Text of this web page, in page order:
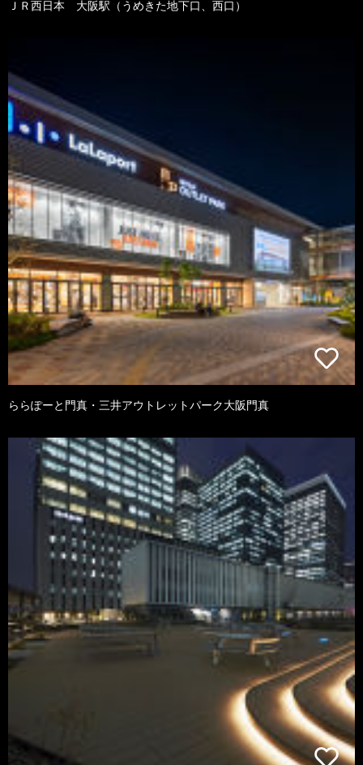
ＪＲ西日本 大阪駅（うめきた地下口、西口）
ららぽーと門真・三井アウトレットパーク大阪門真